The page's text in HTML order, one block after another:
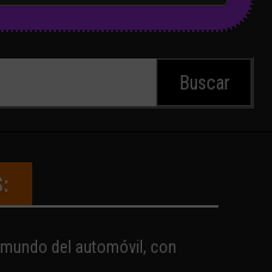
del automóvil, con